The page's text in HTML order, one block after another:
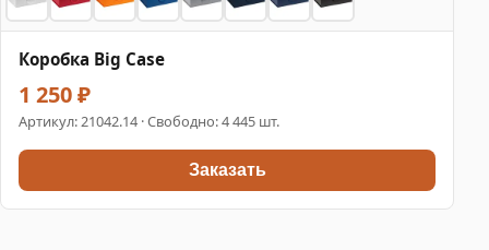
Коробка Big Case
1 250 ₽
Артикул:21042.14 · Свободно: 4 445 шт.
Заказать